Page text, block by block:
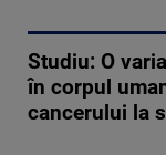
Studiu: O
în corpul
cancerului la